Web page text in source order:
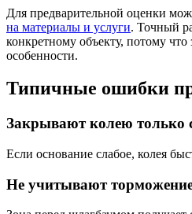
Для предварительной оценки
на материалы и услуги. Точный
конкретному объекту, потому
особенности.
Типичные ошибки
Закрывают колею только
Если основание слабое, колея
Не учитывают